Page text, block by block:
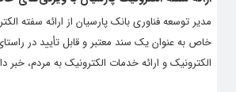
مدیر توسعه فناوری بانک پارسیان از ارائه سفته
خاص به عنوان یک سند معتبر و قابل تأیید در
الکترونیک و ارائه خدمات الکترونیک به مردم، خبر